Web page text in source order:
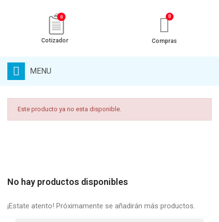
0
Cotizador Compras
MENU
Este producto ya no esta disponible.
No hay productos disponibles
¡Estate atento! Próximamente se añadirán más productos.